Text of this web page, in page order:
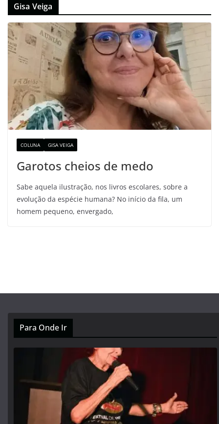
Gisa Veiga
COLUNA GISA VEIGA
Garotos cheios de medo
Sabe aquela ilustração, nos livros escolares, sobre a
evolução da espécie humana? No início da fila, um
homem pequeno, envergado,
Para Onde Ir